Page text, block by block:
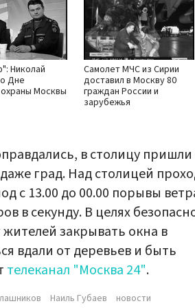
Николай
Дне
Москвы
Самолет МЧС из Сирии
доставил в Москву 80
граждан России и
зарубежья
в столицу пришли
град. Над столицей
с 13.00 до 00.00 порывы
в секунду. В целях
закрывать окна в
вдали от деревьев и быть
телеканал "Москва 24".
Наиль Губаев новости